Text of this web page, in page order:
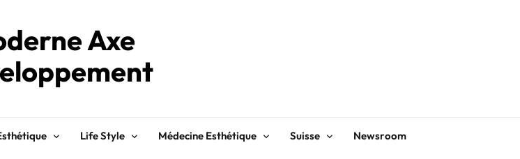
Axe
Life Style Médecine Esthétique Suisse Newsroom